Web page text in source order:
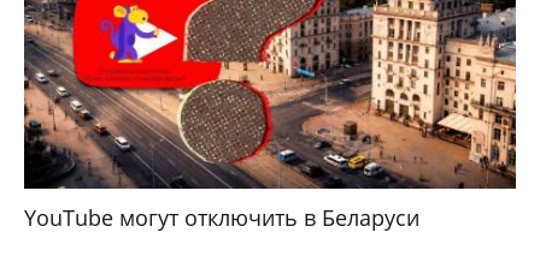
YouTube могут отключить в Беларуси